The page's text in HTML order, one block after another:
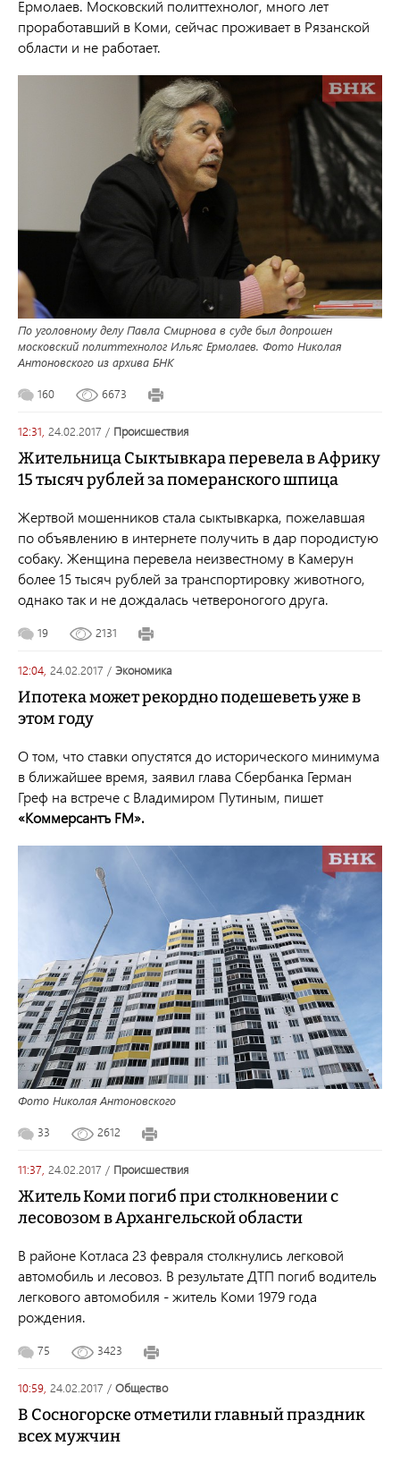
Ермолаев. Московский политтехнолог, много лет
проработавший в Коми, сейчас проживает в Рязанской
области и не работает.
По уголовному делу Павла Смирнова в суде был допрошен
московский политтехнолог Ильяс Ермолаев. Фото Николая
Антоновского из архива БНК
160 6673
12:31, 24.02.2017 / происшествия
Жительница Сыктывкара перевела в Африку
15 тысяч рублей за померанского шпица
Жертвой мошенников стала сыктывкарка, пожелавшая
по объявлению в интернете получить в дар породистую
собаку. Женщина перевела неизвестному в Камерун
более 15 тысяч рублей за транспортировку животного,
однако так и не дождалась четвероногого друга.
19 2131
12:04, 24.02.2017 / экономика
Ипотека может рекордно подешеветь уже в
этом году
О том, что ставки опустятся до исторического минимума
в ближайшее время, заявил глава Сбербанка Герман
Греф на встрече с Владимиром Путиным, пишет
«Коммерсантъ FM».
Фото Николая Антоновского
33 2612
11:37, 24.02.2017 / происшествия
Житель Коми погиб при столкновении с
лесовозом в Архангельской области
В районе Котласа 23 февраля столкнулись легковой
автомобиль и лесовоз. В результате ДТП погиб водитель
легкового автомобиля - житель Коми 1979 года
рождения.
75 3423
10:59, 24.02.2017 / общество
В Сосногорске отметили главный праздник
всех мужчин